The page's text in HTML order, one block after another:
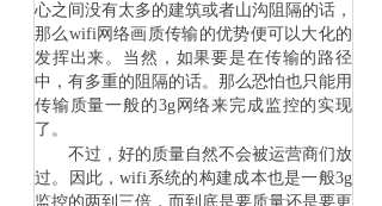
心之间没有太多的建筑或者山沟阻隔的话，
那么wifi网络画质传输的优势便可以大化的
发挥出来。当然，如果要是在传输的路径
中，有多重的阻隔的话。那么恐怕也只能用
传输质量一般的3g网络来完成监控的实现
了。
不过，好的质量自然不会被运营商们放
过。因此，wifi系统的构建成本也是一般3g
监控的两到三倍，而到底是要质量还是要更